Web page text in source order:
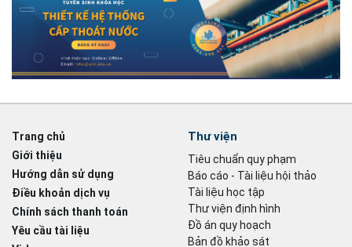
Trang chủ
Giới thiệu
Hướng dẫn sử dụng
Điều khoản dịch vụ
Chính sách thanh toán
Yêu cầu tài liệu
Thư viện
Tiêu chuẩn quy phạm
Báo cáo - Tài liệu hội thảo
Tài liệu học tập
Thư viện định hình
Đồ án quy hoạch
Bản đồ khảo sát